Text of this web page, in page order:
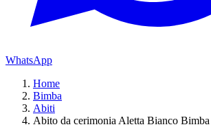
WhatsApp
Home
Bimba
Abiti
Abito da cerimonia Aletta Bianco Bimba